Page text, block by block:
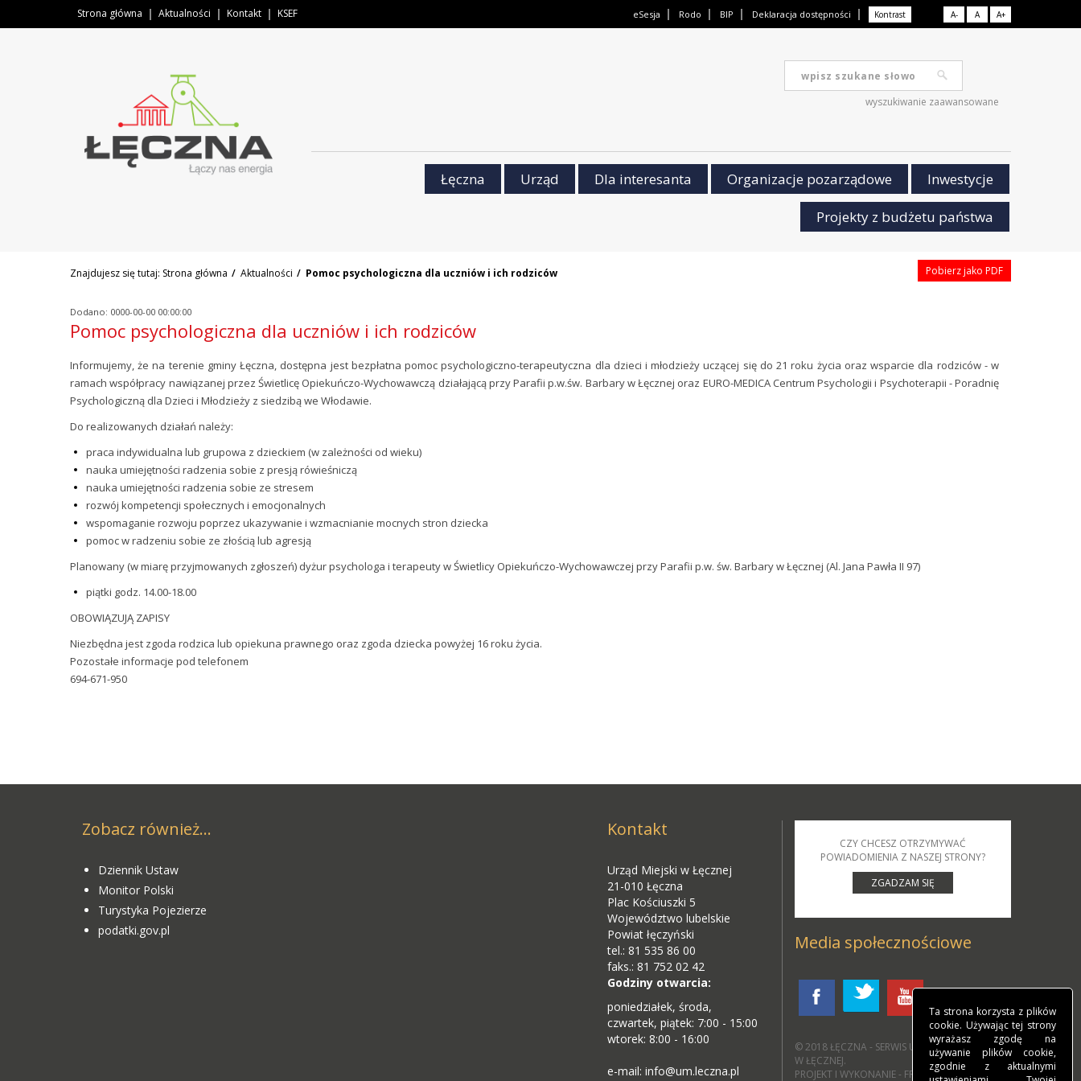
Strona główna Aktualności Kontakt KSEF eSesja Rodo BIP Deklaracja dostępności Kontrast A- A A+
wyszukiwanie zaawansowane
Łęczna Urząd Dla interesanta Organizacje pozarządowe Inwestycje
Projekty z budżetu państwa
Znajdujesz się tutaj: Strona główna Aktualności Pomoc psychologiczna dla uczniów i ich rodziców Pobierz jako PDF
Dodano: 0000-00-00 00:00:00
Pomoc psychologiczna dla uczniów i ich rodziców
Informujemy, że na terenie gminy Łęczna, dostępna jest bezpłatna pomoc psychologiczno-terapeutyczna dla dzieci i młodzieży uczącej się do 21 roku życia oraz wsparcie dla rodziców - w
ramach współpracy nawiązanej przez Świetlicę Opiekuńczo-Wychowawczą działającą przy Parafii p.w.św. Barbary w Łęcznej oraz EURO-MEDICA Centrum Psychologii i Psychoterapii - Poradnię
Psychologiczną dla Dzieci i Młodzieży z siedzibą we Włodawie.
Do realizowanych działań należy:
praca indywidualna lub grupowa z dzieckiem (w zależności od wieku)
nauka umiejętności radzenia sobie z presją rówieśniczą
nauka umiejętności radzenia sobie ze stresem
rozwój kompetencji społecznych i emocjonalnych
wspomaganie rozwoju poprzez ukazywanie i wzmacnianie mocnych stron dziecka
pomoc w radzeniu sobie ze złością lub agresją
Planowany (w miarę przyjmowanych zgłoszeń) dyżur psychologa i terapeuty w Świetlicy Opiekuńczo-Wychowawczej przy Parafii p.w. św. Barbary w Łęcznej (Al. Jana Pawła II 97)
piątki godz. 14.00-18.00
OBOWIĄZUJĄ ZAPISY
Niezbędna jest zgoda rodzica lub opiekuna prawnego oraz zgoda dziecka powyżej 16 roku życia.
Pozostałe informacje pod telefonem
694-671-950
Zobacz również...
Dziennik Ustaw
Monitor Polski
Turystyka Pojezierze
podatki.gov.pl
Kontakt
Urząd Miejski w Łęcznej
21-010 Łęczna
Plac Kościuszki 5
Województwo lubelskie
Powiat łęczyński
tel.: 81 535 86 00
faks.: 81 752 02 42
Godziny otwarcia:
poniedziałek, środa,
czwartek, piątek: 7:00 - 15:00
wtorek: 8:00 - 16:00
e-mail: info@um.leczna.pl
CZY CHCESZ OTRZYMYWAĆ
POWIADOMIENIA Z NASZEJ STRONY?
ZGADZAM SIĘ
Media społecznościowe
© 2018ŁĘCZNA - SERWIS URZĘDU MIEJSKIEGO
W ŁĘCZNEJ.
PROJEKT I WYKONANIE - FREELINE.PL
Ta strona korzysta z plików
cookie. Używając tej strony
wyrażasz zgodę na
używanie plików cookie,
zgodnie z aktualnymi